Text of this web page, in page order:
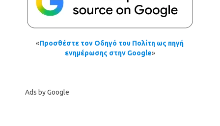
«Προσθέστε τον Οδηγό του Πολίτη ως πηγή
ενημέρωσης στην Google»
Ads by Google